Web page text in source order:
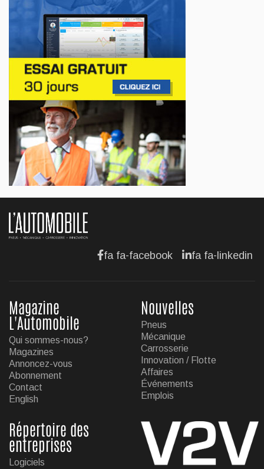
Jul 14, 2026
AFFAIRES
Lotus célèbre l'arrivée de ses Eletre au
Canada
Jul 13, 2026
AFFAIRES
Maserati se recherche un partenaire
Jul 12, 2026
AFFAIRES
Hyundai dévoile sa nouvelle Elantra
Jul 11, 2026
fa fa-facebook fa fa-linkedin
Magazine
L'Automobile
Qui sommes-nous?
Magazines
Annoncez-vous
Abonnement
Contact
English
Nouvelles
Pneus
Mécanique
Carrosserie
Innovation / Flotte
Affaires
Événements
Emplois
Répertoire des
entreprises
Logiciels